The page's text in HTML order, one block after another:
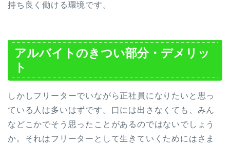
持ち良く働ける環境です。
アルバイトのきつい部分・デメリッ
ト
しかしフリーターでいながら正社員になりたいと思っ
ている人は多いはずです。口には出さなくても、みん
などこかでそう思ったことがあるのではないでしょう
か。それはフリーターとして生きていくためにはさま